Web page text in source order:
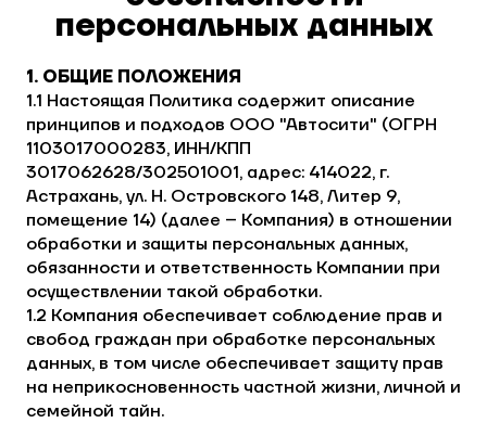
персональных данных
1. ОБЩИЕ ПОЛОЖЕНИЯ
1.1 Настоящая Политика содержит описание
принципов и подходов ООО "Автосити" (ОГРН
1103017000283, ИНН/КПП
3017062628/302501001, адрес: 414022, г.
Астрахань, ул. Н. Островского 148, Литер 9,
помещение 14) (далее – Компания) в отношении
обработки и защиты персональных данных,
обязанности и ответственность Компании при
осуществлении такой обработки.
1.2 Компания обеспечивает соблюдение прав и
свобод граждан при обработке персональных
данных, в том числе обеспечивает защиту прав
на неприкосновенность частной жизни, личной и
семейной тайн.